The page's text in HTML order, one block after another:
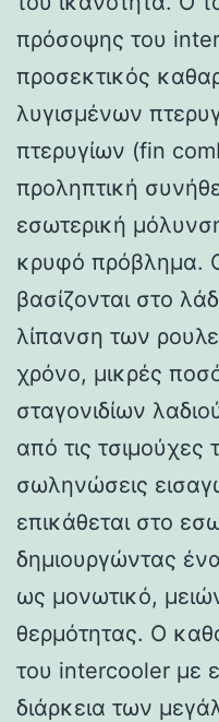
πρόσοψης του
προσεκτικός
λυγισμένων
πτερυγίων (fin
προληπτική
εσωτερική
κρυφό πρόβλημα.
βασίζονται στο
λίπανση των
χρόνο, μικρές
σταγονιδίων
από τις τσιμούχες
σωληνώσεις
επικάθεται στο
δημιουργώντας
ως μονωτικό,
θερμότητας. Ο
του intercooler με
διάρκεια των